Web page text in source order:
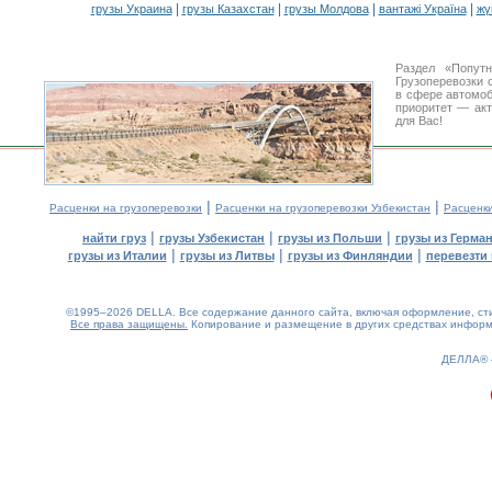
грузы Украина| грузы Казахстан| грузы Молдова| вантажі Україна|
Раздел
в сфере
приоритет —
для Вас!
Расценки на грузоперевозки | Расценки на грузоперевозки Узбекистан |
найти груз | грузы Узбекистан | грузы из Польши | грузы из
грузы из Италии | грузы из Литвы| грузы из Финляндии | перевезти
©1995–2026 DELLA. Все содержание данного сайта, включая оформление,
Все права защищены. Копирование и размещение в других средствах